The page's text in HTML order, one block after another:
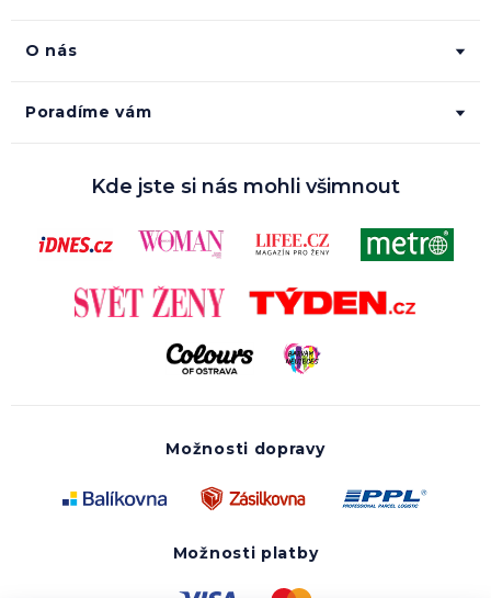
O nás
Poradíme vám
Kde jste si nás mohli všimnout
Možnosti dopravy
Možnosti platby